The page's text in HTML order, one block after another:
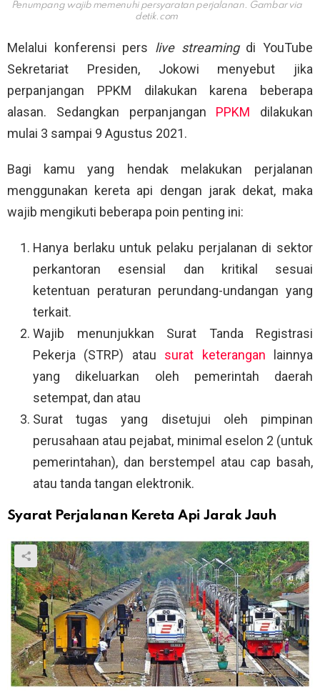
Penumpang wajib memenuhi persyaratan perjalanan. Gambar via
detik.com
Melalui konferensi pers live streaming di YouTube
Sekretariat Presiden, Jokowi menyebut jika
perpanjangan PPKM dilakukan karena beberapa
alasan. Sedangkan perpanjangan PPKM dilakukan
mulai 3 sampai 9 Agustus 2021.
Bagi kamu yang hendak melakukan perjalanan
menggunakan kereta api dengan jarak dekat, maka
wajib mengikuti beberapa poin penting ini:
Hanya berlaku untuk pelaku perjalanan di sektor
perkantoran esensial dan kritikal sesuai
ketentuan peraturan perundang-undangan yang
terkait.
Wajib menunjukkan Surat Tanda Registrasi
Pekerja (STRP) atau surat keterangan lainnya
yang dikeluarkan oleh pemerintah daerah
setempat, dan atau
Surat tugas yang disetujui oleh pimpinan
perusahaan atau pejabat, minimal eselon 2 (untuk
pemerintahan), dan berstempel atau cap basah,
atau tanda tangan elektronik.
Syarat Perjalanan Kereta Api Jarak Jauh